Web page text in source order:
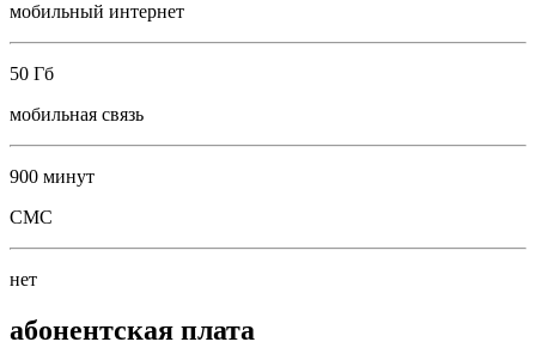
мобильный интернет
50 Гб
мобильная связь
900 минут
СМС
нет
абонентская плата